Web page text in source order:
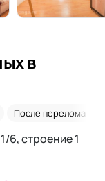
в
После перелома
6, строение 1